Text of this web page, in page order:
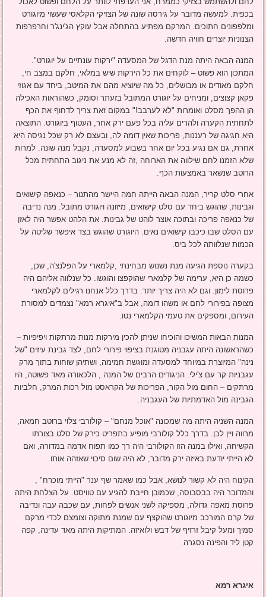
בכפית. למעשה מדובר על גירסה שונה של הצזיקי הקלאסי שעשוי מיוגורט
ומלפפונים חתוכים. המרקם מפתיע בהתחלה אבל עוקץ הג'ינג'ר וחרפרפות
הצנוניות יוצרים חוויה חדשה.
המנה הבאה היתה מנת הדגל של המסעדה "ירקות עונתיים על יוגורט".
המתכון הוא פשוט – לוקחים את כל הירקות שיש במלאי, חלקם במצב חי,
חלקם מאודים או מבושלים, כל מה שיוציא מהם את המיטב, ביחד עם אגוזי
פקאן קצוצים, ומניחים על יוגורט המתובל בזעתר וסומק, כשהוראות האכילה
הן ההפך מסלט ואומרות "לא לערבב!" במקום זאת צריך לדחוף את הכף
לתחתית הקערה ולהרים עליה בכל פעם ירק אחר, העטוף ביוגורט. התוצאה
היא חגיגה של רעננות, פריכות שאין דומה לה, ובעצם לא רק שכל נגיסה היא
אחרת, גם אם נגיע בכל יום אחר בשבוע למסעדה, נקבל מנה שונה. למרות
שלא הזמנו לחם שילווה את הארוחה ,זה לא מנע את ניגוב התחתית מכל
הרוטב שנשאר באמצעות הכף.
אחרי סלט קריר, המנה הבאה הייתה חמה היישר מהתנור – כנאפה קישואים
וגבינות, שהוגש ביחד עם סלט קישואים, מיזונה ויוגורט מתובל. מנה נדיבה
של כנאפה פריכה ובתוכה אוצר לוהט של גבינות. את הלהט אפשר היה לאזן
עם הסלט שבו כיכבו קישואים נאים. היוגורט שהוגש בצד איפשר שליטה על
הכמות שנלוותה לכל ביס.
בקערה נוספת הגיעה מנת נשנוש מבחינתי ,קלמארי על הפלנצ'ה, שכן,
כשמה כן היא, ערימה של קלמארי שהוקפצו והוגשו. כל שנלווה אליהם היה
פרוסת לימון. וגם לא היה צריך יותר. בדרך כלל אנחנו רגילים לקלמארי
מצופה בפירורי לחם או משהו דומה, אבל ב"איגרא רמא" נצמדים למסורת
העירום, ומספקים את טעמי הקלמארי נטו.
המנות הבאות המשיכו והוכיחו שניתן להכין מירקות מנות מרתקות ויפיפיות –
כשהראשונה היתה עגבניה מטוגנת בציפוי פירורי לחם, לצד גבינת עיזים "של
נינה" המיוצרת במיוחד למסעדה ומוגשת חמימה, ושתיהן שוחות בתוך מרק
עגבניות קר עם צ'ילי. הניגודים הרבים של המנה , הלכאורה מאד פשוטה, היו
מרתקים – החום מול הקור, הפריכות של הקראסט מול רכות המרק, חלביות
הגבינה מול האדמתיות של העגבניה.
המנה השניה היתה מה שמכונה "אוכל מנחם" – קולורבי צלוי ברוטב חמאה,
מרווה ויין לבן. בדרך כלל קולורבי מופיע בתפריט כירק של סלט בצורתו
הקשיחה, ואילו במנה הזו הקולורבי היה רך כמו תפוח אדמה במדורה, ואם
לא הייתי יודעת באיזה ירק מדובר, לא היה שום סיכוי שאזהה אותו.
הקינוח היה לא קשור לנושא, אבל כמו שאמר שף ענר "הייתי מוכרח" ,
והמדובר היה בבסבוסה, שכמובן חייבת להגיע עם טוויסט. על הצלחת היתה
פרוסת מאפה גדולה, מספיקה לשני אנשים לפחות, עם שכבה עבה ונדיבה
של קרם המורכב מיוגורט שהוקצף עם שמנת מתוקה וצומצם לכדי מרקם
סמיך ומעל קיבל זרזיף של דבש ולואיזה. המתיקות היתה מאד עדינה, קפה
קטן ליד והפינה נסגרה.
איגרא רמא